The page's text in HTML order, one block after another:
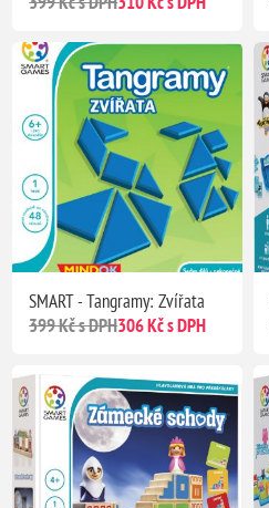
SMART - Tangramy: Zvířata
399 Kč s DPH306 Kč s DPH